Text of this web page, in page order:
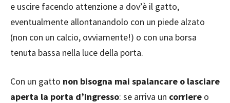
e uscire facendo attenzione a dov’è il gatto,
eventualmente allontanandolo con un piede alzato
(non con un calcio, ovviamente!) o con una borsa
tenuta bassa nella luce della porta.
Con un gatto non bisogna mai spalancare o lasciare
aperta la porta d’ingresso: se arriva un corriere o